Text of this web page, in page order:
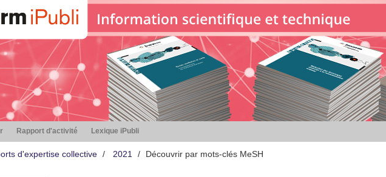
Rapport d'activité Lexique iPubli
d'expertise collective 2021 Découvrir par mots-clés MeSH